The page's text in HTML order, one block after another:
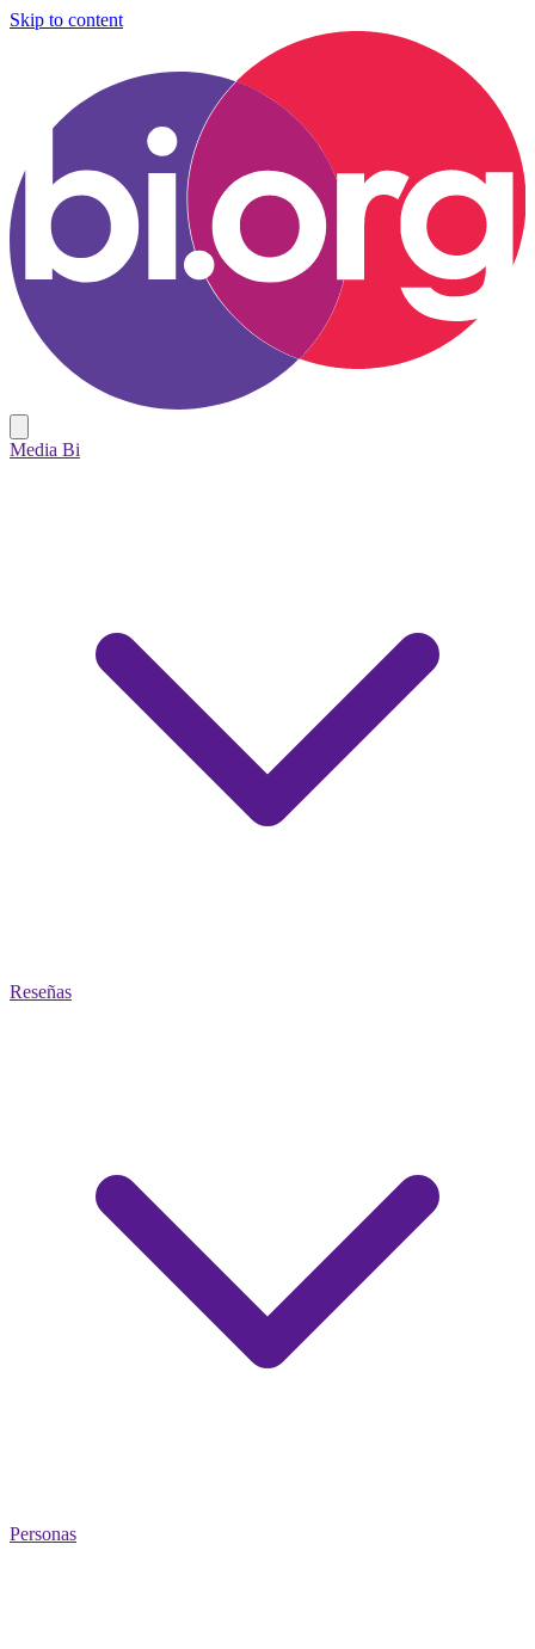
Skip to content
Media Bi
Reseñas
Personas